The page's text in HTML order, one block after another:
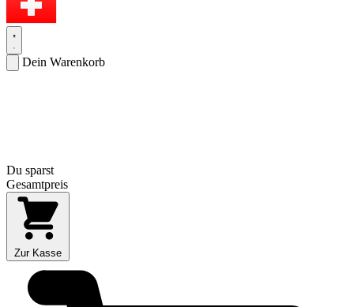
Dein Warenkorb
Du sparst
Gesamtpreis
Zur Kasse